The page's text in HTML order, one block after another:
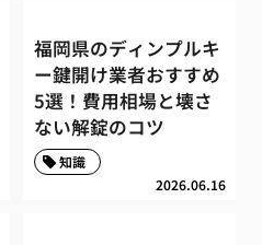
福岡県のディンプルキ
ー鍵開け業者おすすめ
5選！費用相場と壊さ
ない解錠のコツ
2026.06.16
知識